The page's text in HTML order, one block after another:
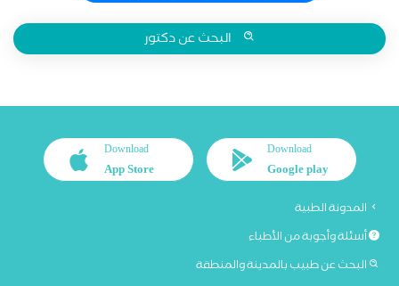
البحث عن دكتور
Download
Google play
Download
App Store
المدونة الطبية
أسئلة وأجوبة من الأطباء
البحث عن طبيب بالمدينة والمنطقة